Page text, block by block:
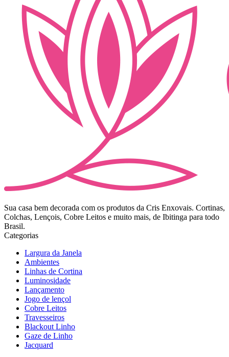
Sua casa bem decorada com os produtos da Cris Enxovais. Cortinas,
Colchas, Lençois, Cobre Leitos e muito mais, de Ibitinga para todo
Brasil.
Categorias
Largura da Janela
Ambientes
Linhas de Cortina
Luminosidade
Lançamento
Jogo de lençol
Cobre Leitos
Travesseiros
Blackout Linho
Gaze de Linho
Jacquard